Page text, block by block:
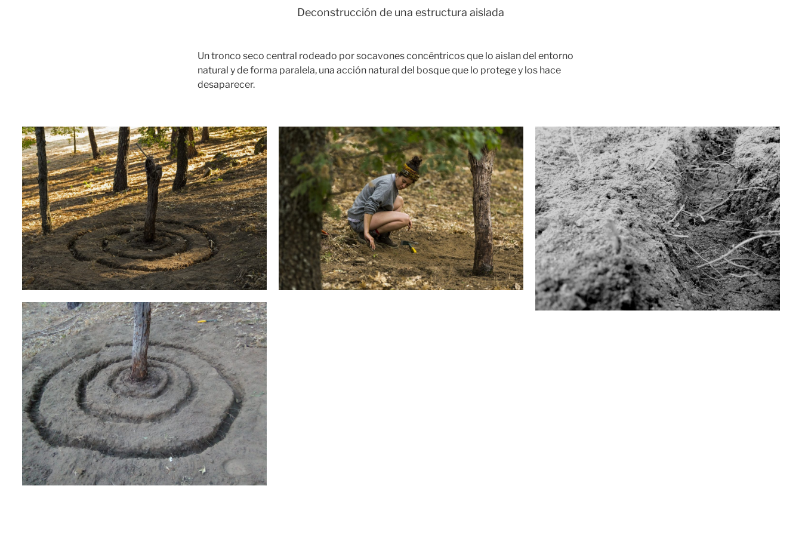
Deconstrucción de una estructura aislada
Un tronco seco central rodeado por socavones concéntricos que lo aislan del entorno
natural y de forma paralela, una acción natural del bosque que lo protege y los hace
desaparecer.